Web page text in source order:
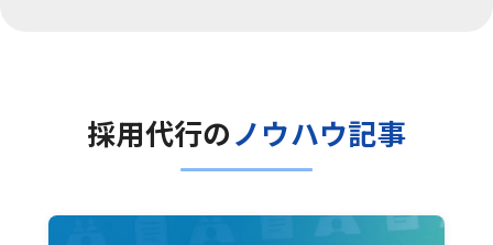
採用代行のノウハウ記事